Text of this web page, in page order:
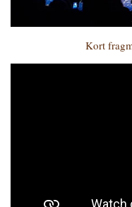
Kort